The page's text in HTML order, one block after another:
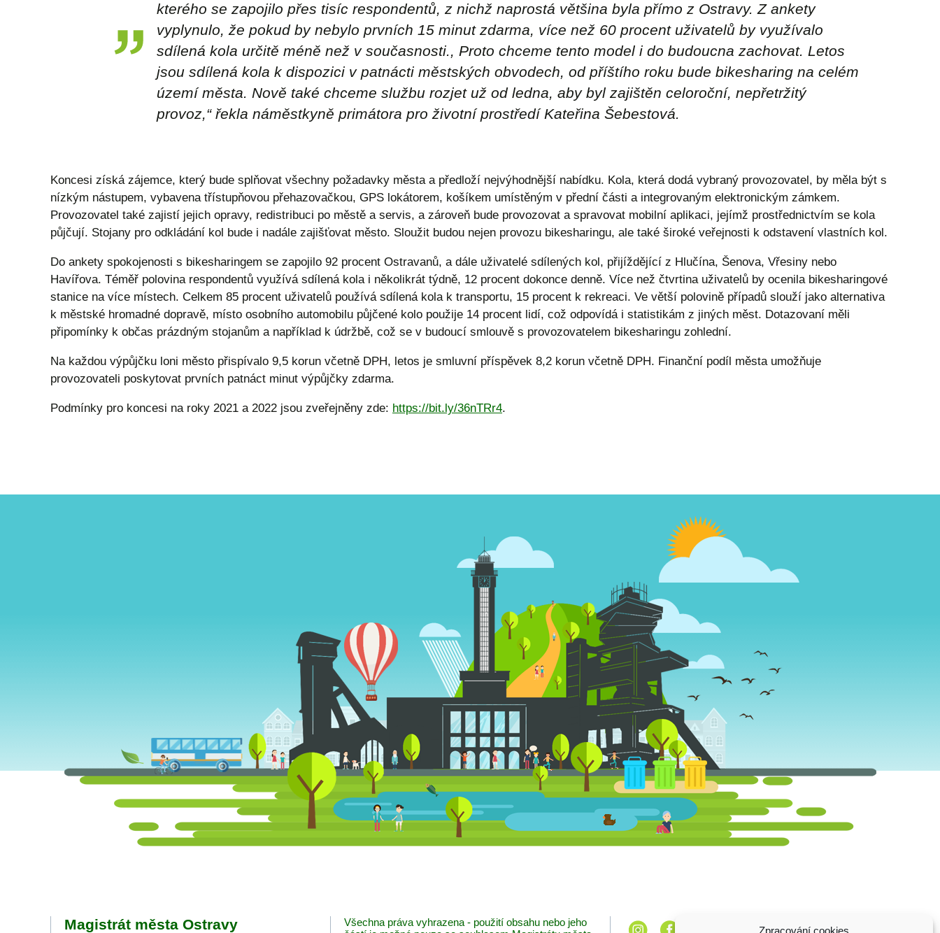
Zpracování cookies
kterého se zapojilo přes tisíc respondentů, z nichž naprostá většina byla přímo z Ostravy. Z ankety
vyplynulo, že pokud by nebylo prvních 15 minut zdarma, více než 60 procent uživatelů by využívalo
sdílená kola určitě méně než v současnosti., Proto chceme tento model i do budoucna zachovat. Letos
jsou sdílená kola k dispozici v patnácti městských obvodech, od příštího roku bude bikesharing na celém
území města. Nově také chceme službu rozjet už od ledna, aby byl zajištěn celoroční, nepřetržitý
provoz,“ řekla náměstkyně primátora pro životní prostředí Kateřina Šebestová.
Koncesi získá zájemce, který bude splňovat všechny požadavky města a předloží nejvýhodnější nabídku. Kola, která dodá vybraný provozovatel, by měla být s
nízkým nástupem, vybavena třístupňovou přehazovačkou, GPS lokátorem, košíkem umístěným v přední části a integrovaným elektronickým zámkem.
Provozovatel také zajistí jejich opravy, redistribuci po městě a servis, a zároveň bude provozovat a spravovat mobilní aplikaci, jejímž prostřednictvím se kola
půjčují. Stojany pro odkládání kol bude i nadále zajišťovat město. Sloužit budou nejen provozu bikesharingu, ale také široké veřejnosti k odstavení vlastních kol.
Do ankety spokojenosti s bikesharingem se zapojilo 92 procent Ostravanů, a dále uživatelé sdílených kol, přijíždějící z Hlučína, Šenova, Vřesiny nebo
Havířova. Téměř polovina respondentů využívá sdílená kola i několikrát týdně, 12 procent dokonce denně. Více než čtvrtina uživatelů by ocenila bikesharingové
stanice na více místech. Celkem 85 procent uživatelů používá sdílená kola k transportu, 15 procent k rekreaci. Ve větší polovině případů slouží jako alternativa
k městské hromadné dopravě, místo osobního automobilu půjčené kolo použije 14 procent lidí, což odpovídá i statistikám z jiných měst. Dotazovaní měli
připomínky k občas prázdným stojanům a například k údržbě, což se v budoucí smlouvě s provozovatelem bikesharingu zohlední.
Na každou výpůjčku loni město přispívalo 9,5 korun včetně DPH, letos je smluvní příspěvek 8,2 korun včetně DPH. Finanční podíl města umožňuje
provozovateli poskytovat prvních patnáct minut výpůjčky zdarma.
Podmínky pro koncesi na roky 2021 a 2022 jsou zveřejněny zde: https://bit.ly/36nTRr4.
Magistrát města Ostravy
Všechna práva vyhrazena - použití obsahu nebo jeho